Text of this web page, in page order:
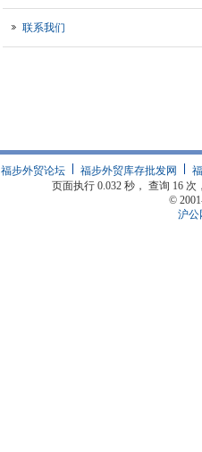
联系我们
福步外贸论坛 福步外贸库存批发网
页面执行 0.032 秒， 查询 16
©
沪公